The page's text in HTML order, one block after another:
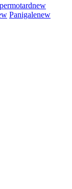
new
Panigalenew